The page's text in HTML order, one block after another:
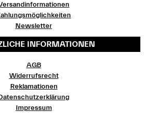
Newsletter
INFORMATIONEN
AGB
Widerrufsrecht
Reklamationen
Impressum